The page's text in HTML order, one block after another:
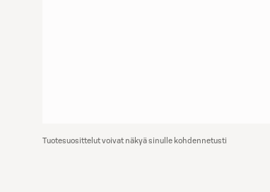
Tuotesuosittelut voivat näkyä sinulle kohdennetusti